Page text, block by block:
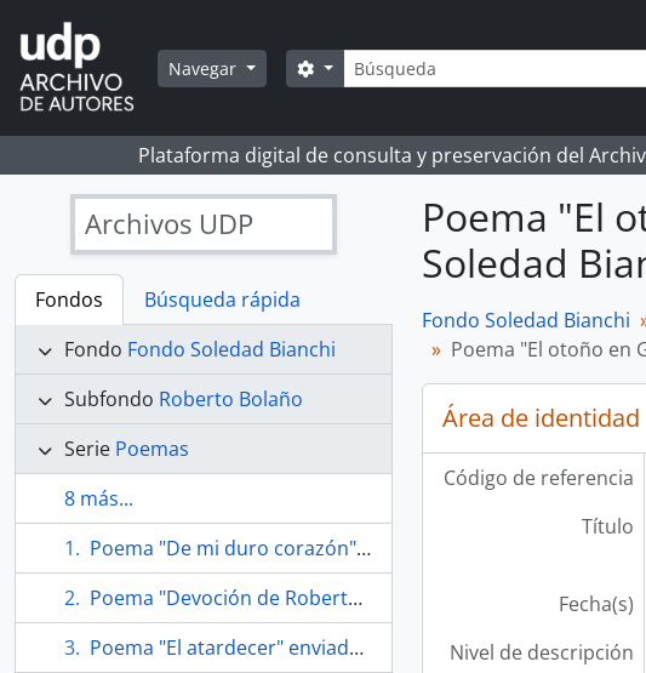
Skip to main content
Navegar Búsqueda
Search options
Plataforma digital de consulta y preservación del
Archivos UDP
Fondos
Búsqueda rápida
Fondo Fondo Soledad Bianchi
Subfondo Roberto Bolaño
Serie Poemas
8 más...
Poema "De mi duro corazón" enviado por Roberto Bolaño a Soledad Bianchi
Poema "Devoción de Roberto Bolaño" enviado por Roberto Bolaño a Soledad Bianchi
Poema "El atardecer" enviado por Roberto Bolaño a Soledad Bianchi
Poema "El
Soledad
Fondo Soledad Bianchi
Poema "El otoño en
Área de identidad
Código de referencia
Título
Fecha(s)
Nivel de descripción